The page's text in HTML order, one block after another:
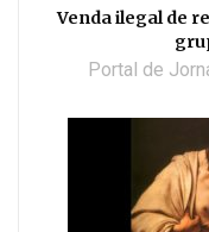
Venda ilegal de
Portal de